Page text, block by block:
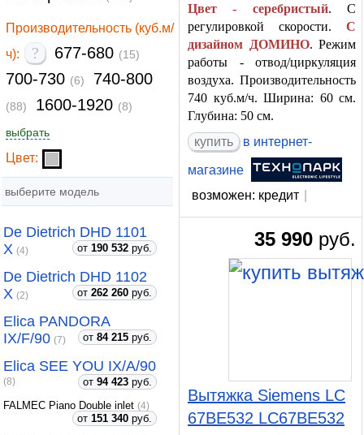
Производительность (куб.м/
ч):
? 677-680 (15)
700-730 (6) 740-800
(88) 1600-1920 (8)
выбрать
Цвет:
выберите модель
De Dietrich DHD 1101
X (4) от 190 532 руб.
De Dietrich DHD 1102
X (2) от 262 260 руб.
Elica PANDORA
IX/F/90 (7) от 84 215 руб.
Elica SEE YOU IX/A/90
(8) от 94 423 руб.
FALMEC Piano Double inlet (4)
от 151 340 руб.
Цвет - серебристый. С
регулировкой скорости. С
дизайном ДОМИНО. Режим
работы - отвод/циркуляция
воздуха. Производительность
740 куб.м/ч. Ширина: 60 см.
Глубина: 50 см.
купить
в интернет-
магазине
возможен: кредит
35 990 руб.
Вытяжка Siemens LC
67BE532 LC67BE532